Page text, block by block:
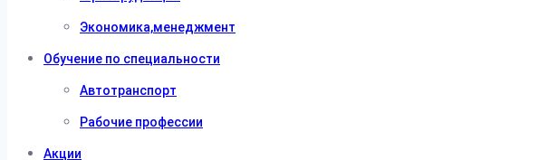
Экономика,менеджмент
Обучение по специальности
Автотранспорт
Рабочие профессии
Акции